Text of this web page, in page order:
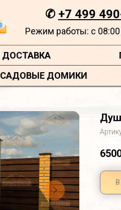
✆ +7 499
Режим работы: с
ДОСТАВКА
САДОВЫЕ ДОМИКИ
Душ